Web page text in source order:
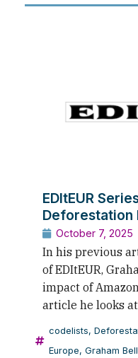
EDItEUR
Deforestation
October 7, 2025
In his previous
of EDItEUR,
impact of
article he looks at
codelists,
Europe, Graham Bell